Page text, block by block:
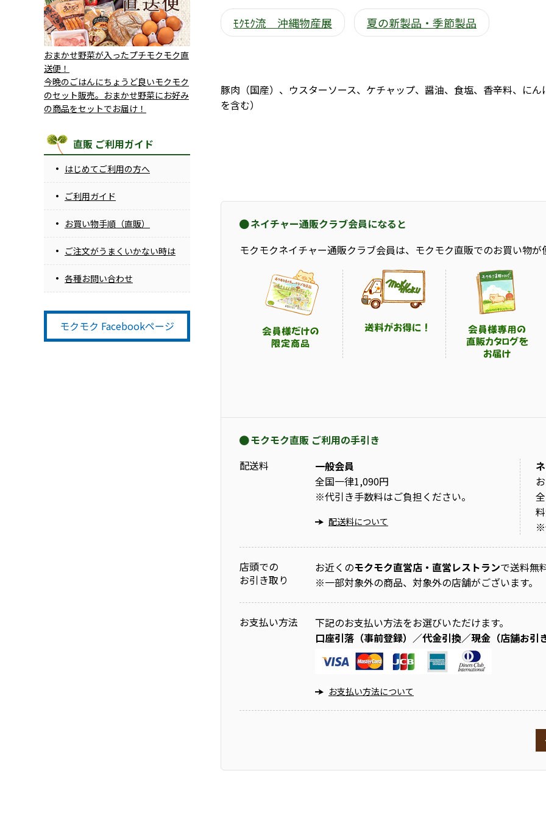
ﾓｸﾓｸ流 沖縄物産展 夏の新製品・季節製品
豚肉（国産）、ウスターソース、ケチャップ、醤油、食塩、香辛料、に
を含む）
おまかせ野菜が入ったプチモクモク直
送便！
今晩のごはんにちょうど良いモクモク
のセット販売。おまかせ野菜にお好み
の商品をセットでお届け！
直販 ご利用ガイド
はじめてご利用の方へ
ご利用ガイド
お買い物手順（直販）
ご注文がうまくいかない時は
各種お問い合わせ
モクモク Facebookページ
ネイチャー通販クラブ会員になると
モクモクネイチャー通販クラブ会員は、モクモク直販でのお買い物が
モクモク直販 ご利用の手引き
配送料
一般会員
全国一律1,090円
※代引き手数料はご負担ください。
配送料について
※
店頭での
お引き取り
お近くのモクモク直営店・直営レストランで送料無
※一部対象外の商品、対象外の店舗がございます。
お支払い方法
下記のお支払い方法をお選びいただけます。
口座引落（事前登録）／代金引換／現金（店舗お引
お支払い方法について